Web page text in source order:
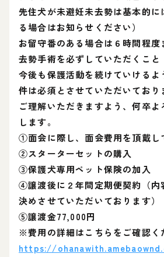
先住犬が未避妊未去勢は基本的に
る場合はお知らせください）
お留守番のある場合は６時間程度
去勢手術を必ずしていただくこと
今後も保護活動を続けていけるよ
件は必須とさせていただいており
ご理解いただきますよう、何卒よ
します。
①面会に際し、面会費用を頂戴し
②スターターセットの購入
③保護犬専用ペット保険の加入
④譲渡後に２年間定期便契約（内
決めさせていただいております）
⑤譲渡金77,000円
※費用の詳細はこちらをご確認く
https://